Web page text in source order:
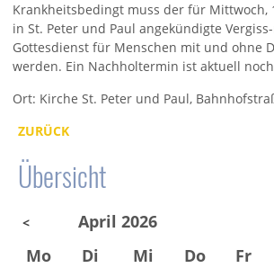
Krankheitsbedingt muss der für Mittwoch,
in St. Peter und Paul angekündigte
Gottesdienst für Menschen mit und ohne
werden. Ein Nachholtermin ist aktuell
Ort: Kirche St. Peter und Paul,
ZURÜCK
Übersicht
< April 2026
Mo Di Mi Do Fr